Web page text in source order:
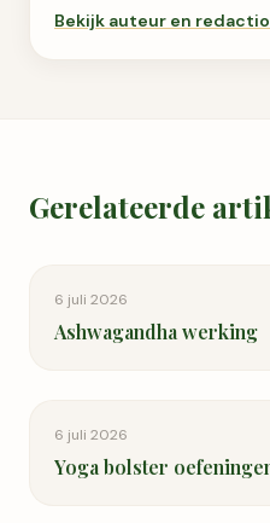
Bekijk auteur en
Gerelateerde
6 juli 2026
Ashwagandha werking
6 juli 2026
Yoga bolster